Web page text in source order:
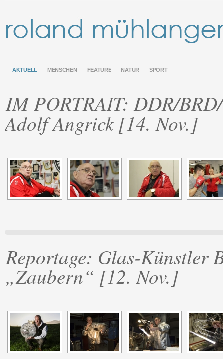
AKTUELL MENSCHEN FEATURE NATUR SPORT
IM PORTRAIT: DDR/
Adolf Angrick [14. Nov.]
Reportage: Glas-Künstler
„Zaubern“ [12. Nov.]